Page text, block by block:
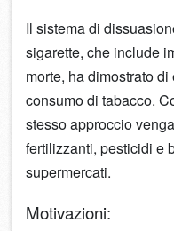
Il sistema di
sigarette, che include
morte, ha dimostrato
consumo di tabacco.
stesso approccio
fertilizzanti, pesticidi e
supermercati.
Motivazioni: